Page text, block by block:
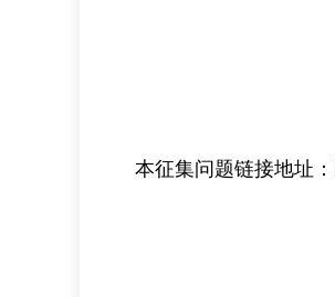
本征集问题链接地址：